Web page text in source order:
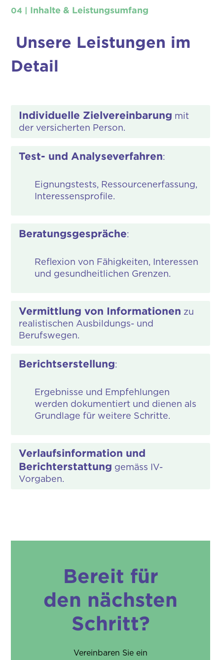
04 | Inhalte & Leistungsumfang
Unsere Leistungen im
Detail
Individuelle Zielvereinbarung mit
der versicherten Person.
Test- und Analyseverfahren:
Eignungstests, Ressourcenerfassung,
Interessensprofile.
Beratungsgespräche:
Reflexion von Fähigkeiten, Interessen
und gesundheitlichen Grenzen.
Vermittlung von Informationen zu
realistischen Ausbildungs- und
Berufswegen.
Berichtserstellung:
Ergebnisse und Empfehlungen
werden dokumentiert und dienen als
Grundlage für weitere Schritte.
Verlaufsinformation und
Berichterstattung gemäss IV-
Vorgaben.
Bereit für
den nächsten
Schritt?
Vereinbaren Sie ein